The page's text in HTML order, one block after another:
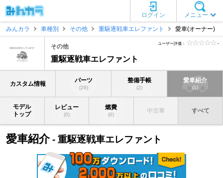
メニュー
ログイン
みんカラ
車種別 その他 重駆逐戦車エレファント 愛車(オーナー)
その他
重駆逐戦車エレファント
ユーザー評価： -
カスタム情報 パーツ
(29)
整備手帳
(2)
愛車紹介
(1)
モデル
トップ
レビュー
(0)
燃費
(0)
中古車 すべて
愛車紹介- 重駆逐戦車エレファント